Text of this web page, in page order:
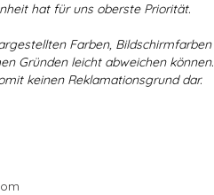
hat für uns oberste Priorität.
Farben, Bildschirmfarben
Gründen leicht abweichen können.
keinen Reklamationsgrund dar.